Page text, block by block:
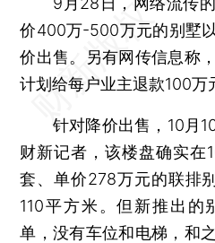
价400万-500万元的别墅
价出售。另有网传信息称
计划给每户业主退款100万
针对降价出售，10月10
财新记者，该楼盘确实在
套、单价278万元的联排
110平方米。但新推出的
单，没有车位和电梯，和